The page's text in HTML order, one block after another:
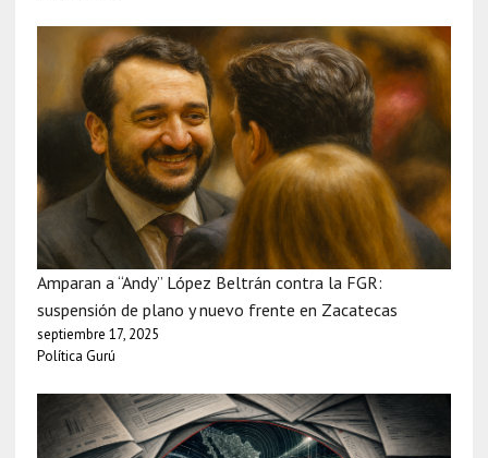
Amparan a “Andy” López Beltrán contra la FGR:
suspensión de plano y nuevo frente en Zacatecas
septiembre 17, 2025
Política Gurú